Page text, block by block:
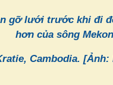
gỡ lưới trước khi đi
hơn của sông
Cambodia. [Ảnh: